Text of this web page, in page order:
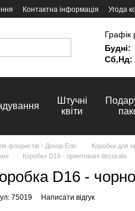
Контактна інформація Угода
Графік
Будні:
Сб,Нд:
Штучні
квіти
флористів - Декор Еліс Коробки для
Коробки D16 - принтовані decoralis
D16 -
75019 Написати відгук